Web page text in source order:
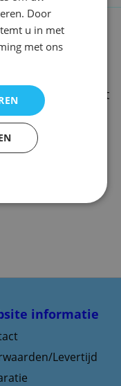
de originele met
voor dit
foto 2 )
te
informatie
Levertijd
Door
u in met
met ons